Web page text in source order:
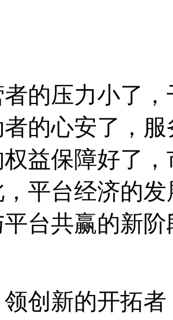
压力小了，
的心安了，
益保障好了
平台经济的
台共赢的新阶
新的开拓者